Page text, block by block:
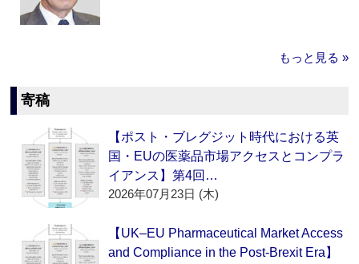
もっと見る »
寄稿
【ポスト・ブレグジット時代における英
国・EUの医薬品市場アクセスとコンプラ
イアンス】第4回…
2026年07月23日 (木)
【UK–EU Pharmaceutical Market Access
and Compliance in the Post-Brexit Era】